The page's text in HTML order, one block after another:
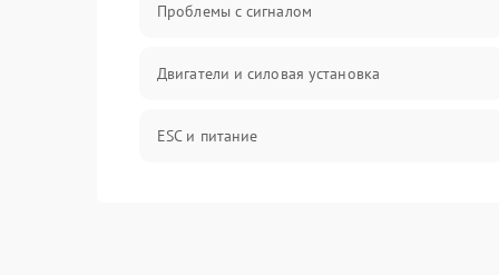
Проблемы с сигналом
Двигатели и силовая установка
ESC и питание